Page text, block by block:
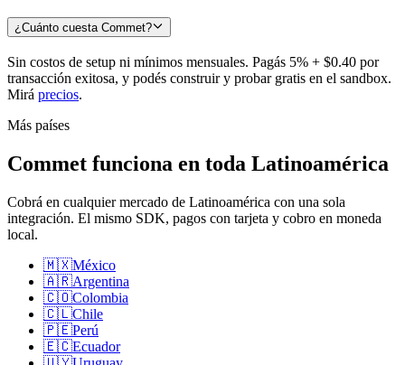
¿Cuánto cuesta Commet?
Sin costos de setup ni mínimos mensuales. Pagás 5% + $0.40 por
transacción exitosa, y podés construir y probar gratis en el sandbox.
Mirá precios.
Más países
Commet funciona en toda Latinoamérica
Cobrá en cualquier mercado de Latinoamérica con una sola
integración. El mismo SDK, pagos con tarjeta y cobro en moneda
local.
🇲🇽México
🇦🇷Argentina
🇨🇴Colombia
🇨🇱Chile
🇵🇪Perú
🇪🇨Ecuador